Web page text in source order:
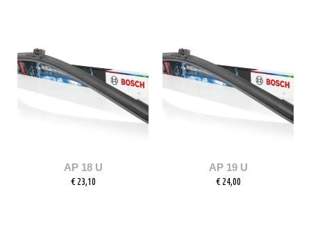
AP 18 U
€23,10
AP 19 U
€24,00